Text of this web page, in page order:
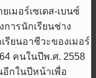
เมอร์เซเดส-เบนซ์
การนักเรียนช่าง
รียนอาชีวะของเมอร์
คนในปีพ.ศ. 2558
กในปีหน้าเพื่อ